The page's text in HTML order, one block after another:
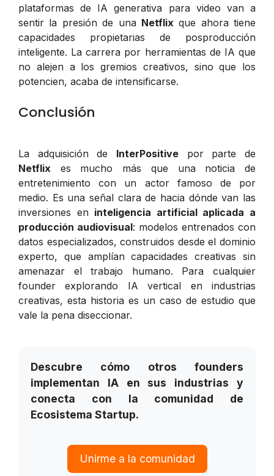
plataformas de IA generativa para video van a
sentir la presión de una Netflix que ahora tiene
capacidades propietarias de posproducción
inteligente. La carrera por herramientas de IA que
no alejen a los gremios creativos, sino que los
potencien, acaba de intensificarse.
Conclusión
La adquisición de InterPositive por parte de
Netflix es mucho más que una noticia de
entretenimiento con un actor famoso de por
medio. Es una señal clara de hacia dónde van las
inversiones en inteligencia artificial aplicada a
producción audiovisual: modelos entrenados con
datos especializados, construidos desde el dominio
experto, que amplían capacidades creativas sin
amenazar el trabajo humano. Para cualquier
founder explorando IA vertical en industrias
creativas, esta historia es un caso de estudio que
vale la pena diseccionar.
Descubre cómo otros founders
implementan IA en sus industrias y
conecta con la comunidad de
Ecosistema Startup.
Unirme a la comunidad